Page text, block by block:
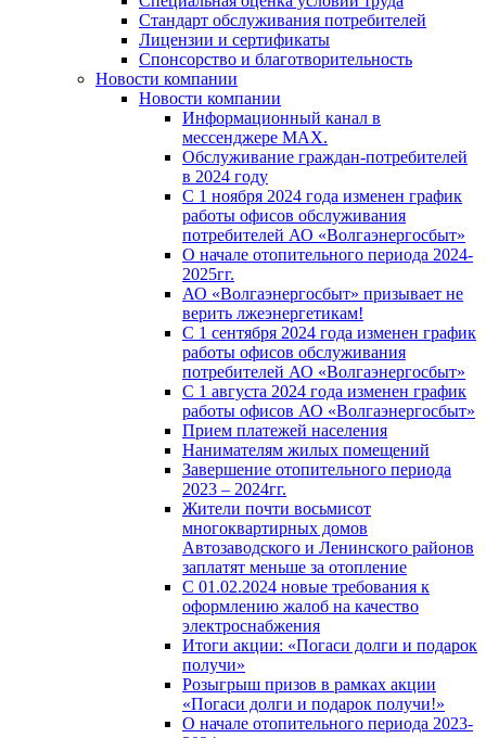
Стандарт обслуживания потребителей
Лицензии и сертификаты
Спонсорство и благотворительность
Новости компании
Новости компании
Информационный канал в
мессенджере MAX.
Обслуживание граждан-потребителей
в 2024 году
С 1 ноября 2024 года изменен график
работы офисов обслуживания
потребителей АО «Волгаэнергосбыт»
О начале отопительного периода 2024-
2025гг.
АО «Волгаэнергосбыт» призывает не
верить лжеэнергетикам!
С 1 сентября 2024 года изменен график
работы офисов обслуживания
потребителей АО «Волгаэнергосбыт»
С 1 августа 2024 года изменен график
работы офисов АО «Волгаэнергосбыт»
Прием платежей населения
Нанимателям жилых помещений
Завершение отопительного периода
2023 – 2024гг.
Жители почти восьмисот
многоквартирных домов
Автозаводского и Ленинского районов
заплатят меньше за отопление
С 01.02.2024 новые требования к
оформлению жалоб на качество
электроснабжения
Итоги акции: «Погаси долги и подарок
получи»
Розыгрыш призов в рамках акции
«Погаси долги и подарок получи!»
О начале отопительного периода 2023-